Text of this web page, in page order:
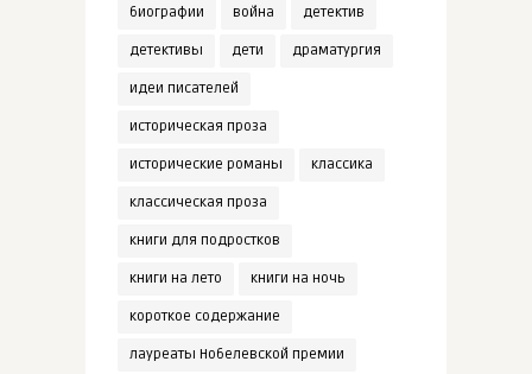
биографии война детектив
детективы дети драматургия
идеи писателей
историческая проза
исторические романы классика
классическая проза
книги для подростков
книги на лето книги на ночь
короткое содержание
лауреаты Нобелевской премии